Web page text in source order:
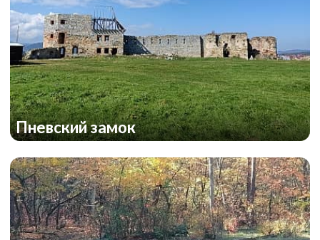
Пневский замок